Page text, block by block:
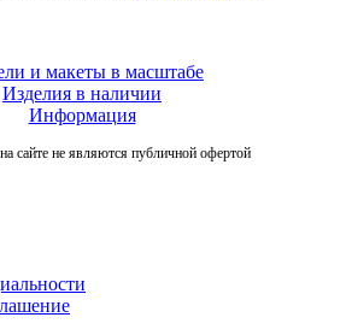
и макеты в масштабе
Изделия в наличии
Информация
сайте не являются публичной офертой